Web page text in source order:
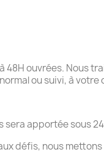
48H ouvrées. Nous
ou suivi, à votre
apportée sous
défis, nous mettons